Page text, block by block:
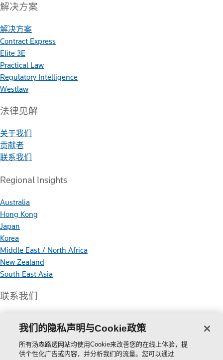
解决方案
解决方案
Contract Express
Elite 3E
Practical Law
Regulatory Intelligence
Westlaw
法律见解
关于我们
贡献者
联系我们
Regional Insights
Australia
Hong Kong
Japan
Korea
Middle East / North Africa
New Zealand
South East Asia
联系我们
Thomson
我们的隐私声明与Cookie政策
所有汤森路透网站均使用Cookie来改善您的在线上体验，提
供个性化广告或内容，并分析我们的流量。您可以通过